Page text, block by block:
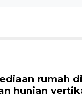
rumah di
hunian